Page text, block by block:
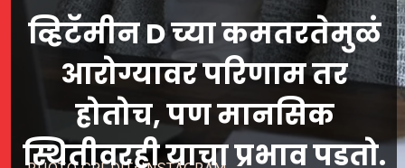
व्हिटॅमीन D च्या कमतरतेमुळं
आरोग्यावर परिणाम तर
होतोच, पण मानसिक
स्थितीवरही याचा प्रभाव पडतो.